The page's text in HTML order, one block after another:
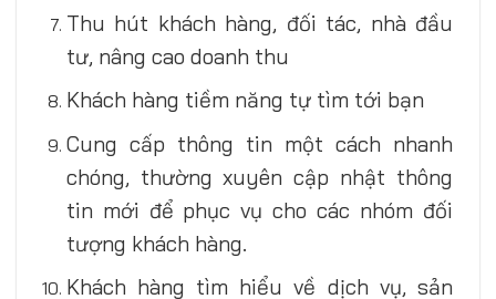
Thu hút khách hàng, đối tác, nhà đầu
tư, nâng cao doanh thu
Khách hàng tiềm năng tự tìm tới bạn
Cung cấp thông tin một cách nhanh
chóng, thường xuyên cập nhật thông
tin mới để phục vụ cho các nhóm đối
tượng khách hàng.
Khách hàng tìm hiểu về dịch vụ, sản